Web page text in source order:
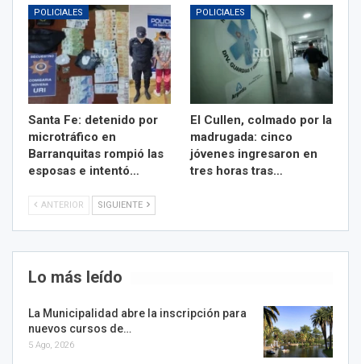
POLICIALES
Santa Fe: detenido por
microtráfico en
Barranquitas rompió las
esposas e intentó…
POLICIALES
El Cullen, colmado por la
madrugada: cinco
jóvenes ingresaron en
tres horas tras…
ANTERIOR SIGUIENTE
Lo más leído
La Municipalidad abre la inscripción para
nuevos cursos de…
5 Ago, 2026